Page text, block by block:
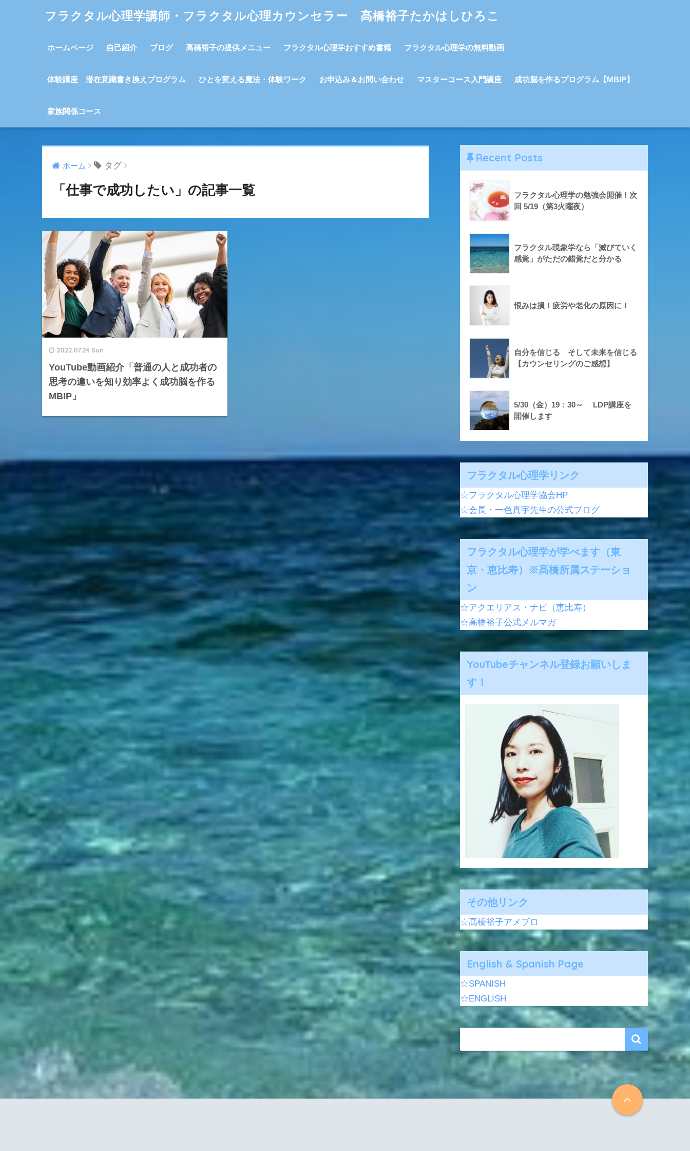
フラクタル心理学講師・フラクタル心理カウンセラー 髙橋裕子たかはしひろこ
ホームページ 自己紹介 ブログ 髙橋裕子の提供メニュー フラクタル心理学おすすめ書籍 フラクタル心理学の無料動画
体験講座 潜在意識書き換えプログラム ひとを変える魔法・体験ワーク お申込み＆お問い合わせ マスターコース入門講座 成功脳を作るプログラム【MBIP】
家族関係コース
ホーム タグ
「仕事で成功したい」の記事一覧
2022.07.24 Sun
YouTube動画紹介「普通の人と成功者の
思考の違いを知り効率よく成功脳を作る
MBIP」
Recent Posts
フラクタル心理学の勉強会開催！次
回 5/19（第3火曜夜）
フラクタル現象学なら「滅びていく
感覚」がただの錯覚だと分かる
恨みは損！疲労や老化の原因に！
自分を信じる そして未来を信じる
【カウンセリングのご感想】
5/30（金）19：30～ LDP講座を
開催します
フラクタル心理学リンク
☆フラクタル心理学協会HP
☆会長・一色真宇先生の公式ブログ
フラクタル心理学が学べます（東
京・恵比寿）※髙橋所属ステーショ
ン
☆アクエリアス・ナビ（恵比寿）
☆高橋裕子公式メルマガ
YouTubeチャンネル登録お願いしま
す！
その他リンク
☆髙橋裕子アメブロ
English & Spanish Page
☆SPANISH
☆ENGLISH